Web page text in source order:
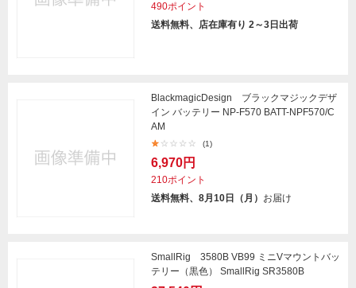
490ポイント
送料無料、店在庫有り 2～3日出荷
BlackmagicDesign ブラックマジックデザ
イン バッテリー NP-F570 BATT-NPF570/C
AM
(1)
6,970円
210ポイント
送料無料、8月10日（月） お届け
SmallRig 3580B VB99 ミニVマウントバッ
テリー（黒色） SmallRig SR3580B